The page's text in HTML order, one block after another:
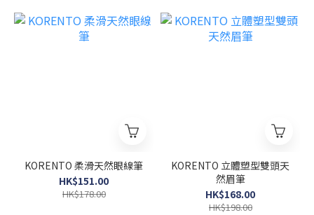
KORENTO 柔滑天然眼線筆
HK$151.00
HK$178.00
KORENTO 立體塑型雙頭天
然眉筆
HK$168.00
HK$198.00